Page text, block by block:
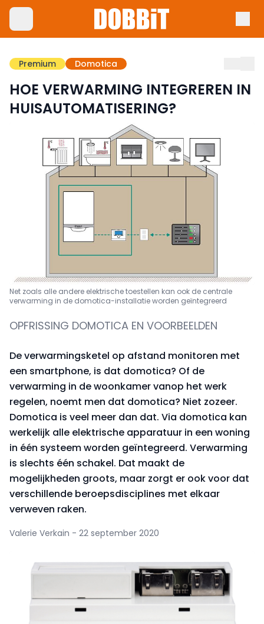
Premium Domotica
HOE VERWARMING INTEGREREN IN
HUISAUTOMATISERING?
Net zoals alle andere elektrische toestellen kan ook de centrale
verwarming in de domotica-installatie worden geïntegreerd
OPFRISSING DOMOTICA EN VOORBEELDEN
De verwarmingsketel op afstand monitoren met
een smartphone, is dat domotica? Of de
verwarming in de woonkamer vanop het werk
regelen, noemt men dat domotica? Niet zozeer.
Domotica is veel meer dan dat. Via domotica kan
werkelijk alle elektrische apparatuur in een woning
in één systeem worden geïntegreerd. Verwarming
is slechts één schakel. Dat maakt de
mogelijkheden groots, maar zorgt er ook voor dat
verschillende beroepsdisciplines met elkaar
verweven raken.
Valerie Verkain - 22 september 2020